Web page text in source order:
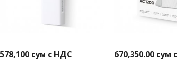
578,100 сум с НДС 670,350.00 сум